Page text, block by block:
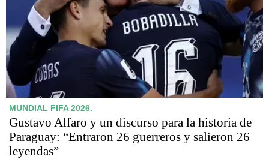
MUNDIAL FIFA 2026.
Gustavo Alfaro y un discurso para la historia de
Paraguay: “Entraron 26 guerreros y salieron 26
leyendas”